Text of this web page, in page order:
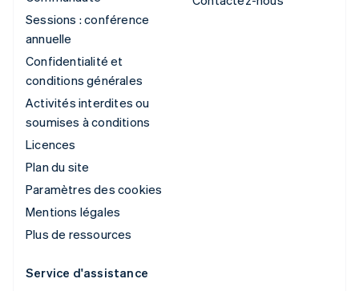
Sessions : conférence
annuelle
Confidentialité et
conditions générales
Activités interdites ou
soumises à conditions
Licences
Plan du site
Paramètres des cookies
Mentions légales
Plus de ressources
Service d'assistance